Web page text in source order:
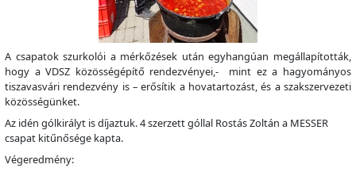
A csapatok szurkolói a mérkőzések után egyhangúan megállapították,
hogy a VDSZ közösségépítő rendezvényei,- mint ez a hagyományos
tiszavasvári rendezvény is – erősítik a hovatartozást, és a szakszervezeti
közösségünket.
Az idén gólkirályt is díjaztuk. 4 szerzett góllal Rostás Zoltán a MESSER
csapat kitűnősége kapta.
Végeredmény: